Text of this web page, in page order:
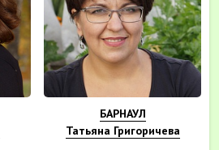
БАРНАУЛ
Татьяна Григоричева